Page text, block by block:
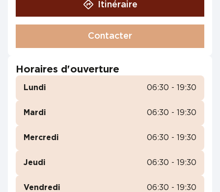
Itinéraire
Contacter
Horaires d'ouverture
Lundi 06:30 - 19:30
Mardi 06:30 - 19:30
Mercredi 06:30 - 19:30
Jeudi 06:30 - 19:30
Vendredi 06:30 - 19:30